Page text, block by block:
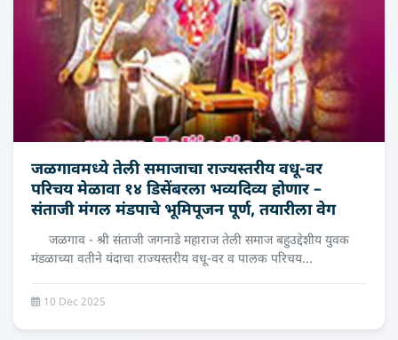
जळगावमध्ये तेली समाजाचा राज्यस्तरीय वधू-वर
परिचय मेळावा १४ डिसेंबरला भव्यदिव्य होणार –
संताजी मंगल मंडपाचे भूमिपूजन पूर्ण, तयारीला वेग
जळगाव - श्री संताजी जगनाडे महाराज तेली समाज बहुउद्देशीय युवक
मंडळाच्या वतीने यंदाचा राज्यस्तरीय वधू-वर व पालक परिचय...
10 Dec 2025